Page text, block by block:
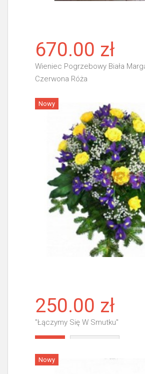
670.00 zł
Wieniec Pogrzebowy Biała
Czerwona Róża
Więcej
Nowy
250.00 zł
"Łączymy Się W Smutku"
Nowy